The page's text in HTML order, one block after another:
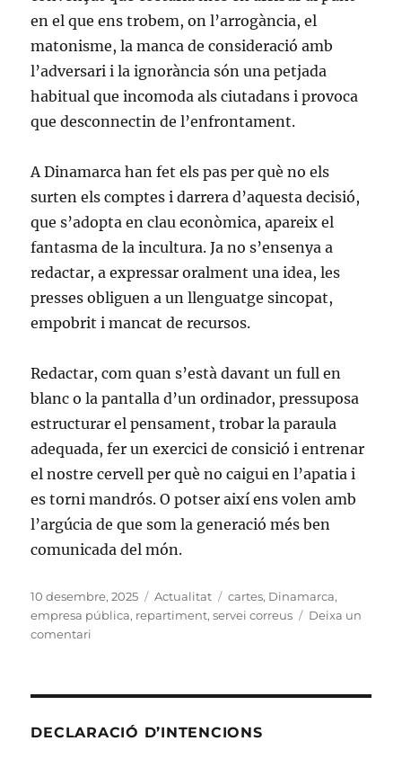
en el que ens trobem, on l’arrogància, el
matonisme, la manca de consideració amb
l’adversari i la ignorància són una petjada
habitual que incomoda als ciutadans i provoca
que desconnectin de l’enfrontament.
A Dinamarca han fet els pas per què no els
surten els comptes i darrera d’aquesta decisió,
que s’adopta en clau econòmica, apareix el
fantasma de la incultura. Ja no s’ensenya a
redactar, a expressar oralment una idea, les
presses obliguen a un llenguatge sincopat,
empobrit i mancat de recursos.
Redactar, com quan s’està davant un full en
blanc o la pantalla d’un ordinador, pressuposa
estructurar el pensament, trobar la paraula
adequada, fer un exercici de consició i entrenar
el nostre cervell per què no caigui en l’apatia i
es torni mandrós. O potser així ens volen amb
l’argúcia de que som la generació més ben
comunicada del món.
Publicat
el
10 desembre, 2025 Categories
Actualitat Etiquetes
cartes, Dinamarca,
empresa pública, repartiment,servei correus
Deixa un
comentari
i
DECLARACIÓ D’INTENCIONS